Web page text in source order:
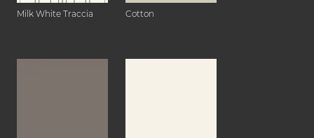
Milk White Traccia Cotton